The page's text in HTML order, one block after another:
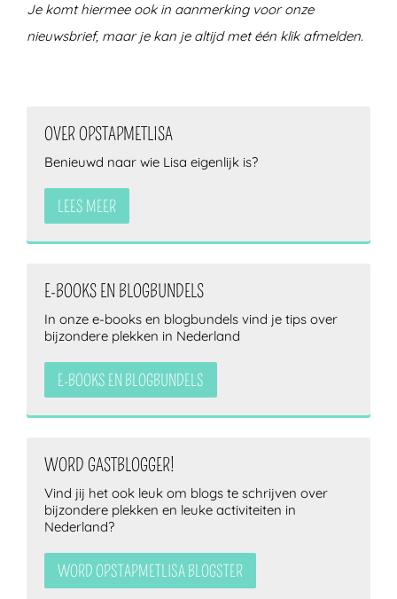
Je komt hiermee ook in aanmerking voor onze
nieuwsbrief, maar je kan je altijd met één klik afmelden.
OVER OPSTAPMETLISA
Benieuwd naar wie Lisa eigenlijk is?
LEES MEER
E-BOOKS EN BLOGBUNDELS
In onze e-books en blogbundels vind je tips over
bijzondere plekken in Nederland
E-BOOKS EN BLOGBUNDELS
WORD GASTBLOGGER!
Vind jij het ook leuk om blogs te schrijven over
bijzondere plekken en leuke activiteiten in
Nederland?
WORD OPSTAPMETLISA BLOGSTER